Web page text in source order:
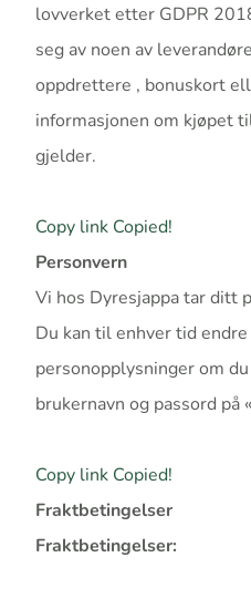
lovverket etter GDPR
seg av noen av
oppdrettere , bonuskort
informasjonen om kjøpet
gjelder.
Copy link Copied!
Personvern
Vi hos Dyresjappa tar ditt
Du kan til enhver tid
personopplysninger om
brukernavn og passord på
Copy link Copied!
Fraktbetingelser
Fraktbetingelser: